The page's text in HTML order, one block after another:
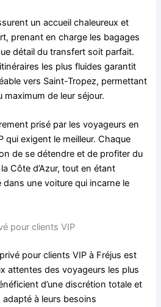
un accueil chaleureux et
prenant en charge les bagages
détail du transfert soit parfait.
les plus fluides garantit
vers Saint-Tropez, permettant
de leur séjour.
prisé par les voyageurs en
qui exigent le meilleur. Chaque
de se détendre et de profiter du
Côte d’Azur, tout en étant
une voiture qui incarne le
pour clients VIP
pour clients VIP à Fréjus est
attentes des voyageurs les plus
d’une discrétion totale et
adapté à leurs besoins